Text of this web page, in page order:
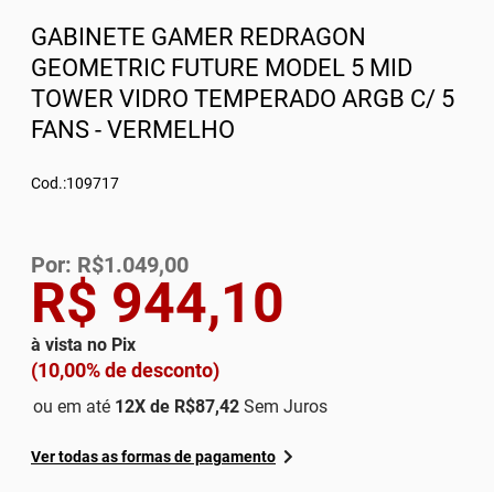
GABINETE GAMER REDRAGON
GEOMETRIC FUTURE MODEL 5 MID
TOWER VIDRO TEMPERADO ARGB C/ 5
FANS - VERMELHO
Cod.:109717
R$ 944,10
à vista no Pix
(10,00% de desconto)
Por: R$1.049,00
ou em até 12X de R$87,42 Sem Juros
Ver todas as formas de pagamento